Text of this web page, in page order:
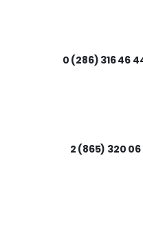
0 (286) 316 46
2 (865) 320 06